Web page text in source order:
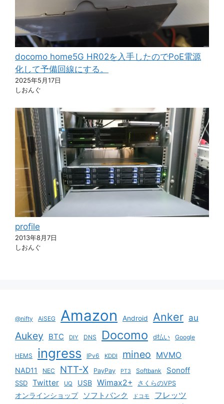
docomo home5G HR02を入手したのでPoE電源
化して予備回線にする。
2025年5月17日
しおんぐ
profile
2013年8月7日
しおんぐ
@nifty AiSEG Amazon Android Anker au
Aukey BTC DIY DNS Docomo d払い Google
HEMS ingress IPv6 KDDI mineo MVMO
NAD11 NEC NTT-X PayPay PT3 Softbank Sonoff
SSD Twitter UQ USB Wimax2+ さくらのVPS
オンラインショップ ソフトバンク ドコモ フレッツ